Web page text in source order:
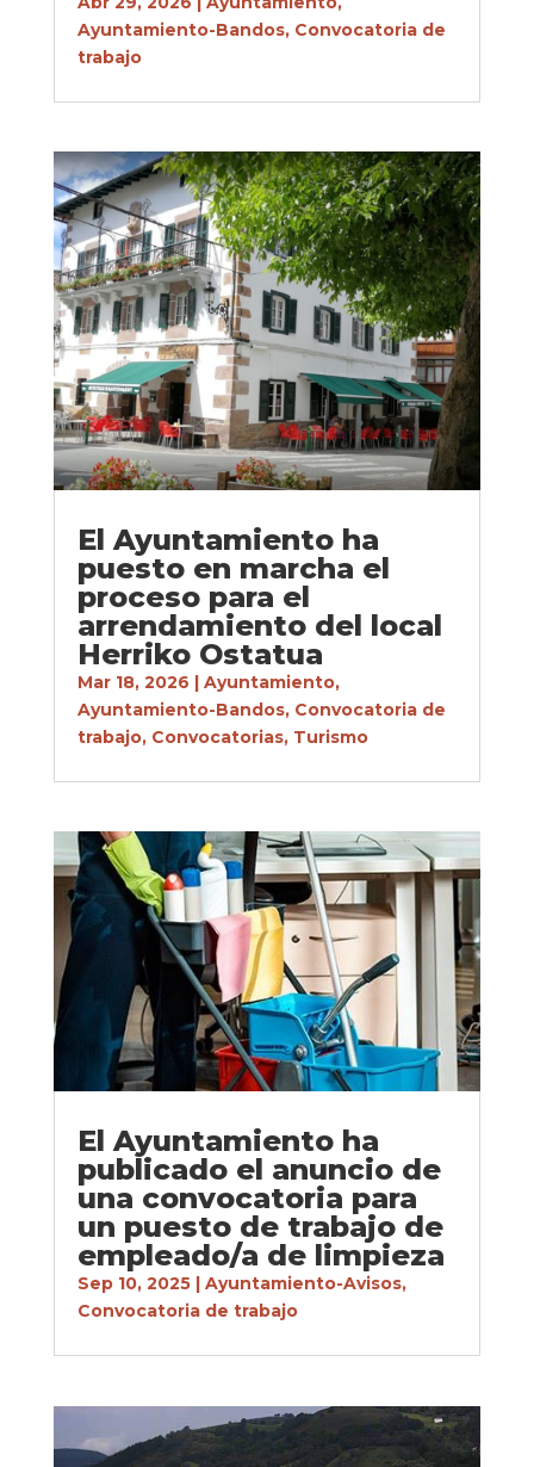
Ayuntamiento-Bandos, Convocatoria de
trabajo
El Ayuntamiento ha
puesto en marcha el
proceso para el
arrendamiento del local
Herriko Ostatua
Mar 18, 2026 | Ayuntamiento,
Ayuntamiento-Bandos, Convocatoria de
trabajo, Convocatorias, Turismo
El Ayuntamiento ha
publicado el anuncio de
una convocatoria para
un puesto de trabajo de
empleado/a de limpieza
Sep 10, 2025| Ayuntamiento-Avisos,
Convocatoria de trabajo